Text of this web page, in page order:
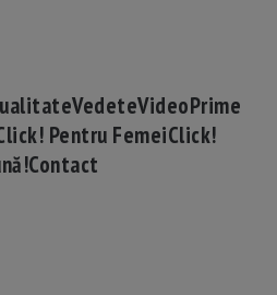
VedeteVideoPrime
Pentru FemeiClick!
Contact